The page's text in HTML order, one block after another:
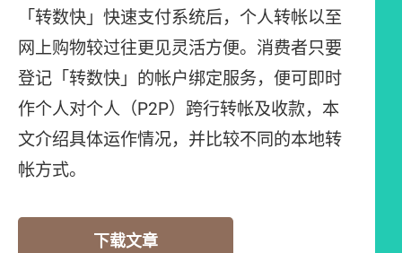
「转数快」快速支付系统后，个人转帐以至
网上购物较过往更见灵活方便。消费者只要
登记「转数快」的帐户绑定服务，便可即时
作个人对个人（P2P）跨行转帐及收款，本
文介绍具体运作情况，并比较不同的本地转
帐方式。
下载文章